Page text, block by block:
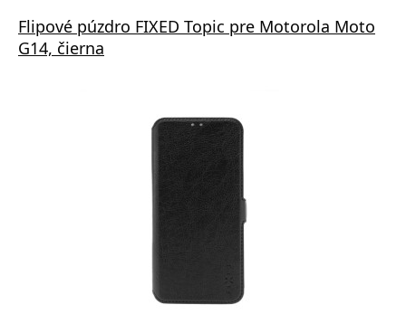
Flipové púzdro FIXED Topic pre Motorola Moto
G14, čierna